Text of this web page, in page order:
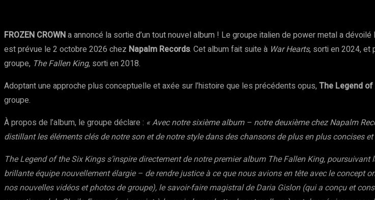
FROZEN CROWNa annoncé la sortie d’un tout nouvel album ! Le groupe italien de power metal a
est prévue le 2 octobre 2026 chez Napalm Records. Cet album fait suite à War Hearts, sorti en 2024, et
groupe, The Fallen King, sorti en 2018.
Adoptant une approche plus conceptuelle et axée sur l’histoire que les précédents opus, The Legend
groupe.
À propos de l’album, le groupe déclare : « Avec notre sixième album – notre deuxième chez Napalm
distillant les éléments clés de notre son et de notre style dans des chansons de plus en plus concises
The Legend of the Six Kings s’inspire directement de notre premier album The Fallen King,
brillante équipe nouvellement élargie – de rendre justice à ce que nous avions en tête avec le concept
nos nouvelles vidéos et photos de groupe), le savoir-faire magistral de Daria Gislon (qui a conçu et